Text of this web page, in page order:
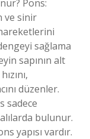
Pons:
ve sinir
sağlama
sapının alt
düzenler.
sadece
bulunur.
yapısı vardır.